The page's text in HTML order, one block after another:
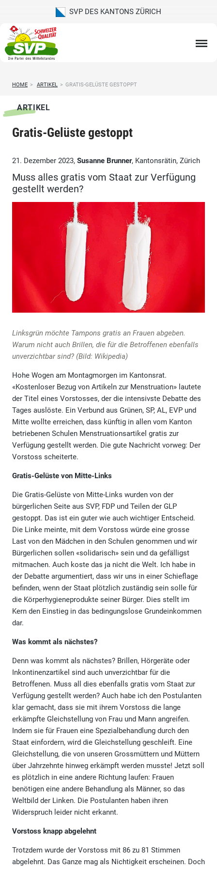
SVP DES KANTONS ZÜRICH
HOME > ARTIKEL > GRATIS-GELÜSTE GESTOPPT
ARTIKEL
Gratis-Gelüste gestoppt
21. Dezember 2023, Susanne Brunner, Kantonsrätin, Zürich
Muss alles gratis vom Staat zur Verfügung
gestellt werden?
Linksgrün möchte Tampons gratis an Frauen abgeben.
Warum nicht auch Brillen, die für die Betroffenen ebenfalls
unverzichtbar sind? (Bild: Wikipedia)
Hohe Wogen am Montagmorgen im Kantonsrat.
«Kostenloser Bezug von Artikeln zur Menstruation» lautete
der Titel eines Vorstosses, der die intensivste Debatte des
Tages auslöste. Ein Verbund aus Grünen, SP, AL, EVP und
Mitte wollte erreichen, dass künftig in allen vom Kanton
betriebenen Schulen Menstruationsartikel gratis zur
Verfügung gestellt werden. Die gute Nachricht vorweg: Der
Vorstoss scheiterte.
Gratis-Gelüste von Mitte-Links
Die Gratis-Gelüste von Mitte-Links wurden von der
bürgerlichen Seite aus SVP, FDP und Teilen der GLP
gestoppt. Das ist ein guter wie auch wichtiger Entscheid.
Die Linke meinte, mit dem Vorstoss würde eine grosse
Last von den Mädchen in den Schulen genommen und wir
Bürgerlichen sollen «solidarisch» sein und da gefälligst
mitmachen. Auch koste das ja nicht die Welt. Ich habe in
der Debatte argumentiert, dass wir uns in einer Schieflage
befinden, wenn der Staat plötzlich zuständig sein solle für
die Körperhygieneprodukte seiner Bürger. Dies stellt im
Kern den Einstieg in das bedingungslose Grundeinkommen
dar.
Was kommt als nächstes?
Denn was kommt als nächstes? Brillen, Hörgeräte oder
Inkontinenzartikel sind auch unverzichtbar für die
Betroffenen. Muss all dies ebenfalls gratis vom Staat zur
Verfügung gestellt werden? Auch habe ich den Postulanten
klar gemacht, dass sie mit ihrem Vorstoss die lange
erkämpfte Gleichstellung von Frau und Mann angreifen.
Indem sie für Frauen eine Spezialbehandlung durch den
Staat einfordern, wird die Gleichstellung geschleift. Eine
Gleichstellung, die von unseren Grossmüttern und Müttern
über Jahrzehnte hinweg erkämpft werden musste! Jetzt soll
es plötzlich in eine andere Richtung laufen: Frauen
benötigen eine andere Behandlung als Männer, so das
Weltbild der Linken. Die Postulanten haben ihren
Widerspruch leider nicht erkannt.
Vorstoss knapp abgelehnt
Trotzdem wurde der Vorstoss mit 86 zu 81 Stimmen
abgelehnt. Das Ganze mag als Nichtigkeit erscheinen. Doch